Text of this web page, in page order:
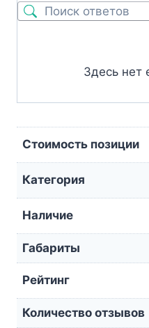
Здесь нет
Стоимость позиции
Категория
Наличие
Габариты
Рейтинг
Количество отзывов